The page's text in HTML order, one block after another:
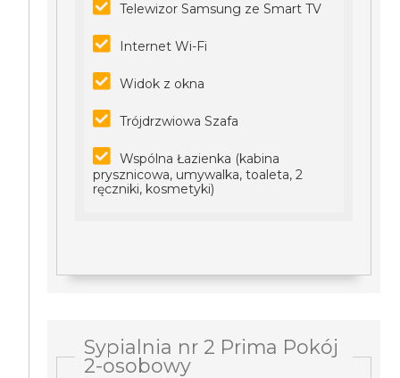
Telewizor Samsung ze Smart TV
Internet Wi-Fi
Widok z okna
Trójdrzwiowa Szafa
Wspólna Łazienka (kabina
prysznicowa, umywalka, toaleta, 2
ręczniki, kosmetyki)
Sypialnia nr 2 Prima Pokój
2-osobowy